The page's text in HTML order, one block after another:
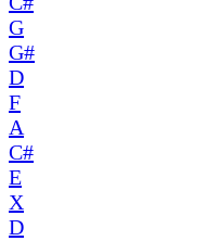
G
G#
D
F
A
C#
E
X
D